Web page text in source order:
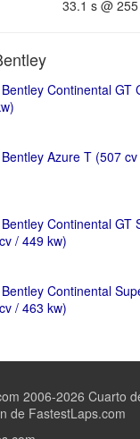
33.1 s @
Continental GT
Azure T (507
Continental GT
/ 449 kw)
Continental
/ 463 kw)
2006-2026 Cuarto
de FastestLaps.com